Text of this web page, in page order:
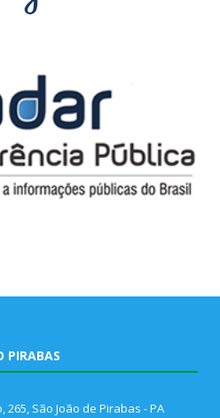
PIRABAS
265, São João de Pirabas - PA